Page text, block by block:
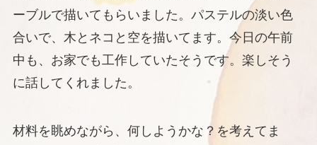
ーブルで描いてもらいました。パステルの淡い色
合いで、木とネコと空を描いてます。今日の午前
中も、お家でも工作していたそうです。楽しそう
に話してくれました。
材料を眺めながら、何しようかな？を考えてま